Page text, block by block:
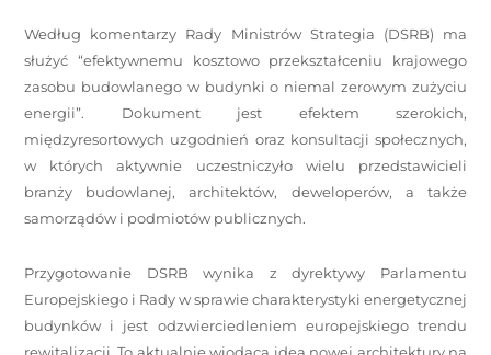
Według komentarzy Rady Ministrów Strategia (DSRB) ma
służyć “efektywnemu kosztowo przekształceniu krajowego
zasobu budowlanego w budynki o niemal zerowym zużyciu
energii”. Dokument jest efektem szerokich,
międzyresortowych uzgodnień oraz konsultacji społecznych,
w których aktywnie uczestniczyło wielu przedstawicieli
branży budowlanej, architektów, deweloperów, a także
samorządów i podmiotów publicznych.
Przygotowanie DSRB wynika z dyrektywy Parlamentu
Europejskiego i Rady w sprawie charakterystyki energetycznej
budynków i jest odzwierciedleniem europejskiego trendu